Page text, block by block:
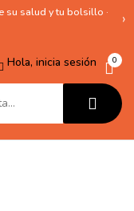
su salud y tu bolsillo ·
›
Hola, inicia sesión 0